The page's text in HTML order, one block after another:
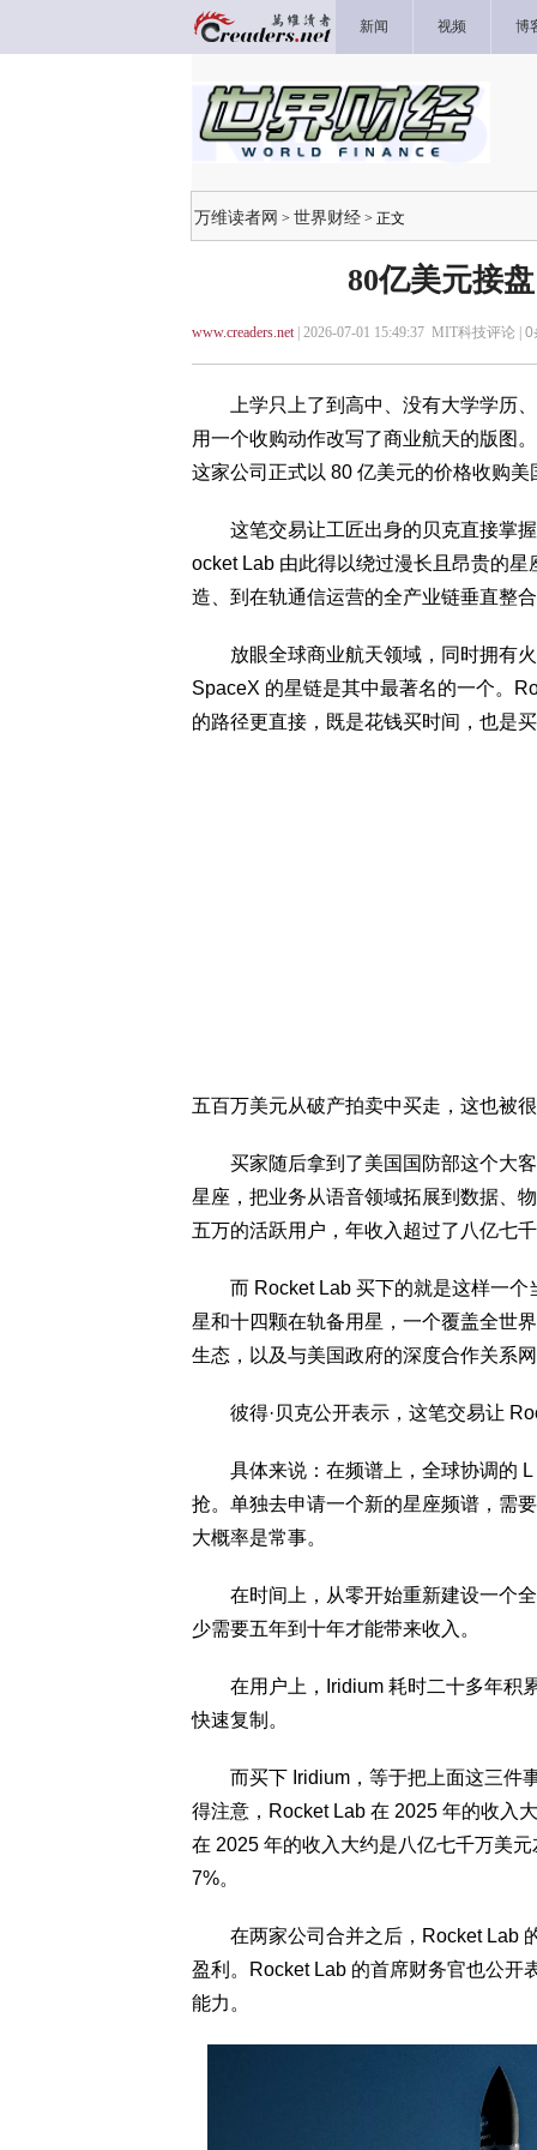
新闻 视频 博
万维读者网 > 世界财经 > 正文
80亿美元接
www.creaders.net| 2026-07-01 15:49:37 MIT科技评论 | 0
上学只上了到高中、没有大学学历、
用一个收购动作改写了商业航天的版图
这家公司正式以 80 亿美元的价格收购
这笔交易让工匠出身的贝克直接掌握
ocket Lab 由此得以绕过漫长且昂贵的
造、到在轨通信运营的全产业链垂直整
放眼全球商业航天领域，同时拥有火
SpaceX 的星链是其中最著名的一个。
的路径更直接，既是花钱买时间，也是
五百万美元从破产拍卖中买走，这也被
买家随后拿到了美国国防部这个大客
星座，把业务从语音领域拓展到数据、
五万的活跃用户，年收入超过了八亿七
而 Rocket Lab 买下的就是这样一个
星和十四颗在轨备用星，一个覆盖全世
生态，以及与美国政府的深度合作关系
彼得·贝克公开表示，这笔交易让
具体来说：在频谱上，全球协调的 L
抢。单独去申请一个新的星座频谱，需
大概率是常事。
在时间上，从零开始重新建设一个全
少需要五年到十年才能带来收入。
在用户上，Iridium 耗时二十多年积累
快速复制。
而买下 Iridium，等于把上面这三件事
得注意，Rocket Lab 在 2025 年的收入
在 2025 年的收入大约是八亿七千万美
7%。
在两家公司合并之后，Rocket Lab
盈利。Rocket Lab 的首席财务官也公开
能力。